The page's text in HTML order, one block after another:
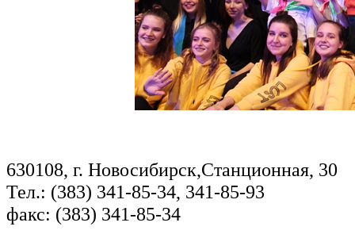
630108, г. Новосибирск,Станционная, 30
Тел.: (383) 341-85-34, 341-85-93
факс: (383) 341-85-34